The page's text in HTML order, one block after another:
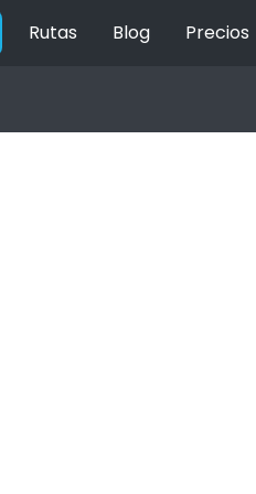
Rutas Blog Precios